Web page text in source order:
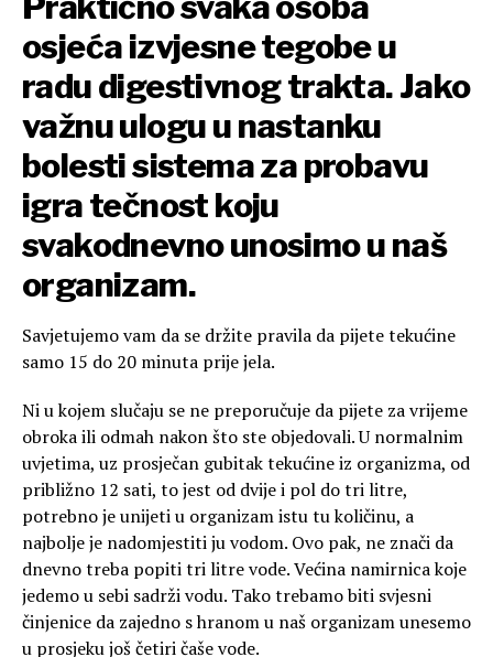
osjeća izvjesne tegobe u
radu digestivnog trakta. Jako
važnu ulogu u nastanku
bolesti sistema za probavu
igra tečnost koju
svakodnevno unosimo u naš
organizam.
Savjetujemo vam da se držite pravila da pijete tekućine
samo 15 do 20 minuta prije jela.
Ni u kojem slučaju se ne preporučuje da pijete za vrijeme
obroka ili odmah nakon što ste objedovali. U normalnim
uvjetima, uz prosječan gubitak tekućine iz organizma, od
približno 12 sati, to jest od dvije i pol do tri litre,
potrebno je unijeti u organizam istu tu količinu, a
najbolje je nadomjestiti ju vodom. Ovo pak, ne znači da
dnevno treba popiti tri litre vode. Većina namirnica koje
jedemo u sebi sadrži vodu. Tako trebamo biti svjesni
činjenice da zajedno s hranom u naš organizam unesemo
u prosjeku još četiri čaše vode.